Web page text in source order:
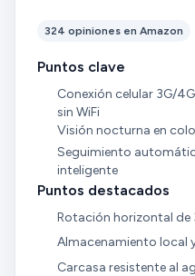
324 opiniones en Amazon
Puntos clave
Conexión celular 3G/
sin WiFi
Visión nocturna en
Seguimiento
inteligente
Puntos destacados
Rotación horizontal de
Almacenamiento local
Carcasa resistente al